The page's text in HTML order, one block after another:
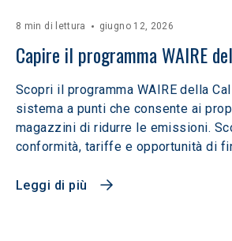
8 min di lettura giugno 12, 2026
Capire il programma WAIRE
Scopri il programma WAIRE della
sistema a punti che consente ai
magazzini di ridurre le emissioni.
conformità, tariffe e opportunità di
Leggi di più